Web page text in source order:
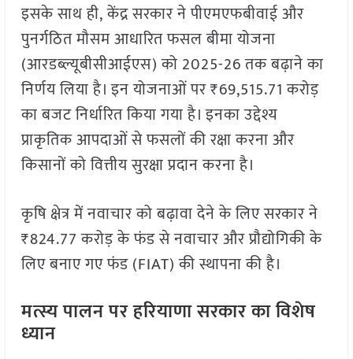
इसके साथ ही, केंद्र सरकार ने पीएमएफबीवाई और
पुनर्गठित मौसम आधारित फसल बीमा योजना
(आरडब्ल्यूबीसीआईएस) को 2025-26 तक बढ़ाने का
निर्णय लिया है। इन योजनाओं पर ₹69,515.71 करोड़
का बजट निर्धारित किया गया है। इनका उद्देश्य
प्राकृतिक आपदाओं से फसलों की रक्षा करना और
किसानों को वित्तीय सुरक्षा प्रदान करना है।
कृषि क्षेत्र में नवाचार को बढ़ावा देने के लिए सरकार ने
₹824.77 करोड़ के फंड से नवाचार और प्रौद्योगिकी के
लिए बनाए गए फंड (FIAT) की स्थापना की है।
मत्स्य पालन पर हरियाणा सरकार का विशेष
ध्यान